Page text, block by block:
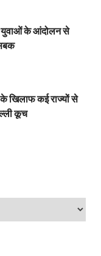
युवाओं के आंदोलन से
खिलाफ कई राज्यों से
कूच